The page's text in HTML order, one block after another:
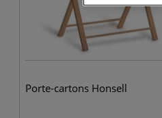
Porte-cartons Honsell